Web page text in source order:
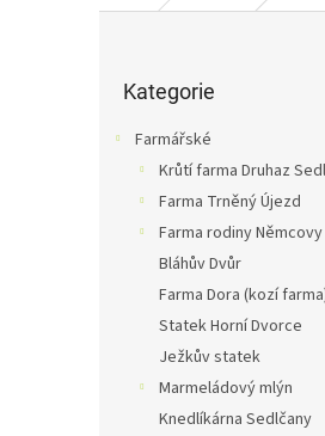
kategorie
Kategorie
Farmářské
Krůtí farma Druhaz
Farma Trněný Újezd
Farma rodiny Němcovy
Bláhův Dvůr
Farma Dora (kozí
Statek Horní Dvorce
Ježkův statek
Marmeládový mlýn
Knedlíkárna Sedlčany